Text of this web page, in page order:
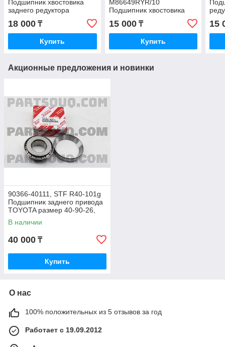
Подшипник хвостовика
заднего редуктора
MITSUBISHI OUTLANDER
CU5W 2003- 08, JAPAN
18 000 ₸
Купить
M86649RYR/10
Подшипник хвостовика
перед/зад моста TOYOTA
HIGHLANDER, RX350,
RX330, RAV4, 30-64-21.5
15 000₸
Купить
15
Акционные предложения и новинки
90366-40111, STF R40-101g
Подшипник заднего привода
TOYOTA размер 40-90-26,
JAPAN
В наличии
40 000 ₸
Купить
О нас
100% положительных из 5 отзывов за год
Работает с 19.09.2012